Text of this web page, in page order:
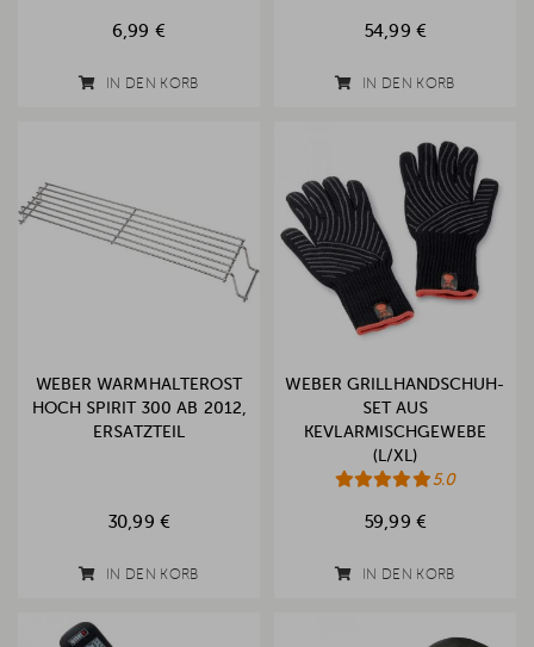
6,99 €
IN DEN KORB
54,99 €
IN DEN KORB
WEBER WARMHALTEROST
HOCH SPIRIT 300 AB 2012,
ERSATZTEIL
30,99 €
IN DEN KORB
WEBER GRILLHANDSCHUH-
SET AUS
KEVLARMISCHGEWEBE
(L/XL)
5.0
59,99 €
IN DEN KORB